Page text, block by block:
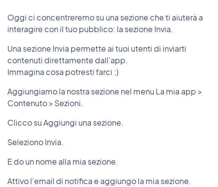
Oggi ci concentreremo su una sezione che ti aiuterà a
interagire con il tuo pubblico: la sezione Invia.
Una sezione Invia permette ai tuoi utenti di inviarti
contenuti direttamente dall'app.
Immagina cosa potresti farci ;)
Aggiungiamo la nostra sezione nel menu La mia app >
Contenuto > Sezioni.
Clicco su Aggiungi una sezione.
Seleziono Invia.
E do un nome alla mia sezione.
Attivo l'email di notifica e aggiungo la mia sezione.